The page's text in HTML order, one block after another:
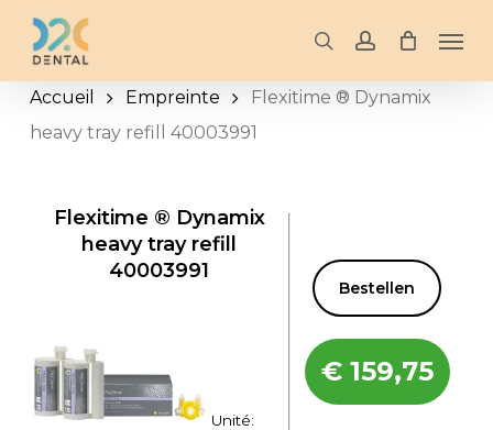
Skip
main
content
searchaccount
Accueil Empreinte
Flexitime ® Dynamix
heavy tray refill 40003991
Flexitime ® Dynamix
heavy tray refill
40003991
Unité:
Bestellen
€159,75